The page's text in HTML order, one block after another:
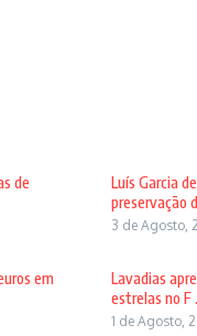
de
Luís Garcia
preservação
3 de Agosto,
em
Lavadias
estrelas no F
1 de Agosto,